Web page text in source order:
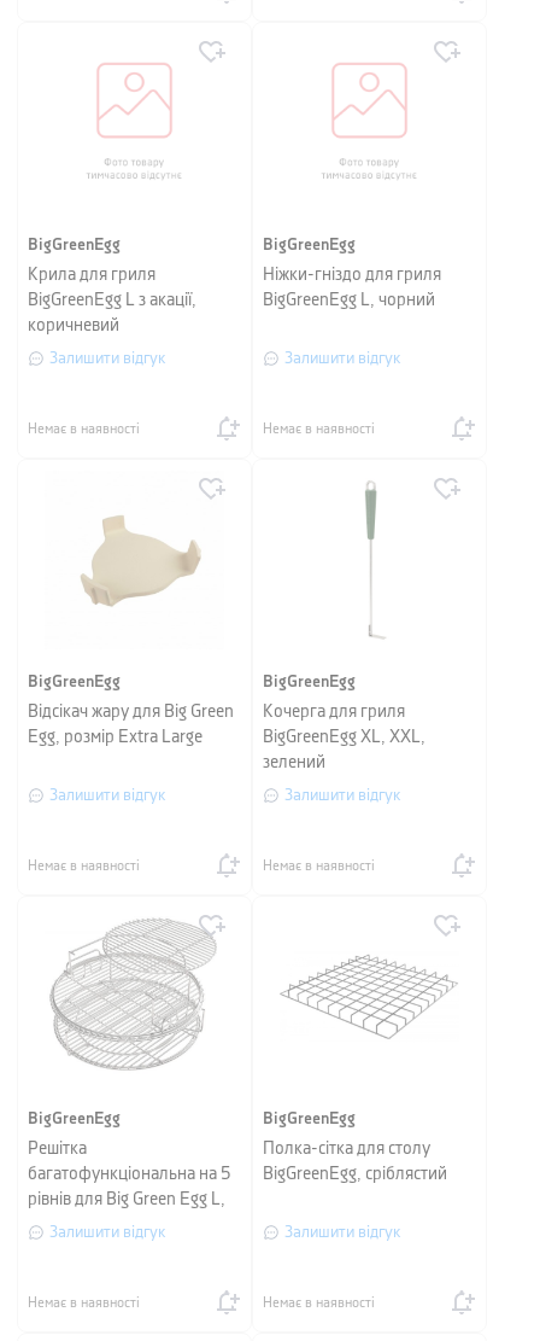
BigGreenEgg
Крила для гриля
BigGreenEgg L з акації,
коричневий
Залишити відгук
Немає в наявності
BigGreenEgg
Ніжки-гніздо для гриля
BigGreenEgg L, чорний
Залишити відгук
Немає в наявності
BigGreenEgg
Відсікач жару для Big Green
Egg, розмір Extra Large
Залишити відгук
Немає в наявності
BigGreenEgg
Кочерга для гриля
BigGreenEgg XL, XXL,
зелений
Залишити відгук
Немає в наявності
BigGreenEgg
Решітка
багатофункціональна на 5
рівнів для Big Green Egg L,
сріблястий
Залишити відгук
Немає в наявності
BigGreenEgg
Полка-сітка для столу
BigGreenEgg, сріблястий
Залишити відгук
Немає в наявності